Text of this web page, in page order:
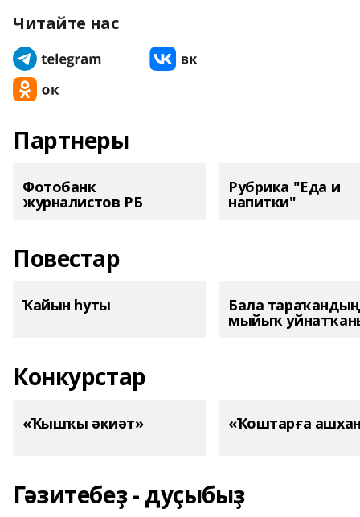
Читайте нас
Партнеры
Фотобанк
журналистов РБ
Рубрика "Еда и
напитки"
Повестар
Ҡайын һуты Бала тараҡандың
мыйыҡ
Конкурстар
«Ҡышҡы әкиәт» «Ҡоштарға
Гәзитебеҙ - дуҫыбыҙ